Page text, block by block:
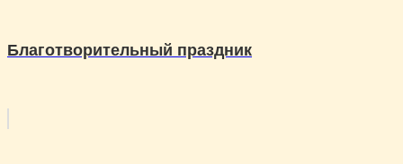
Благотворительный праздник